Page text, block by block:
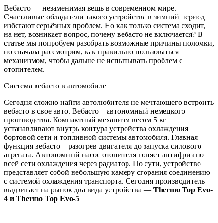
Вебасто — незаменимая вещь в современном мире.
Счастливые обладатели такого устройства в зимний период
избегают серьёзных проблем. Но как только система сходит,
на нет, возникает вопрос, почему вебасто не включается? В
статье мы попробуем разобрать возможные причины поломки,
но сначала рассмотрим, как правильно пользоваться
механизмом, чтобы дальше не испытывать проблем с
отопителем.
Система вебасто в автомобиле
Сегодня сложно найти автолюбителя не мечтающего встроить
вебасто в свое авто. Вебасто – автономный немецкого
производства. Компактный механизм весом 5 кг
устанавливают внутрь контура устройства охлаждения
бортовой сети и топливной системы автомобиля. Главная
функция вебасто – разогрев двигателя до запуска силового
агрегата. Автономный насос отопителя гоняет антифриз по
всей сети охлаждения через радиатор. По сути, устройство
представляет собой небольшую камеру сгорания соединению
с системой охлаждения транспорта. Сегодня производитель
выдвигает на рынок два вида устройства — Thermo Top Evo-
4 и Thermo Top Evo-5